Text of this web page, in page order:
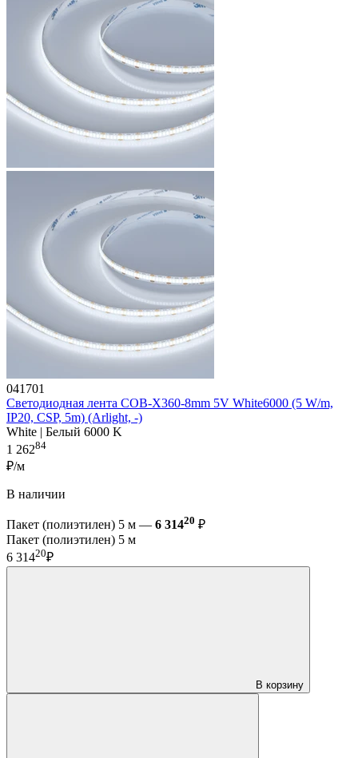
041701
Светодиодная лента COB-X360-8mm 5V White6000 (5 W/m,
IP20, CSP, 5m) (Arlight, -)
White | Белый 6000 K
1 26284
₽/м
В наличии
Пакет (полиэтилен) 5 м — 6 31420 ₽
Пакет (полиэтилен) 5 м
6 31420₽
В корзину